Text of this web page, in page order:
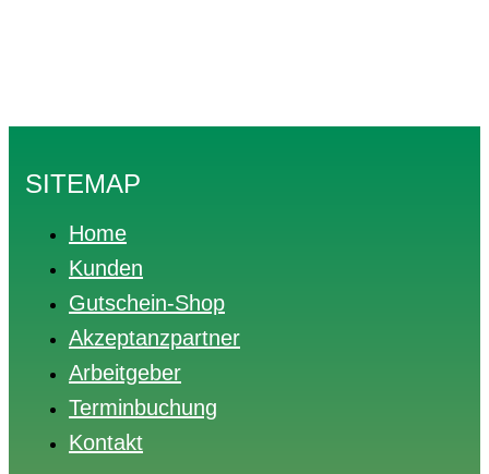
SITEMAP
Home
Kunden
Gutschein-Shop
Akzeptanzpartner
Arbeitgeber
Terminbuchung
Kontakt